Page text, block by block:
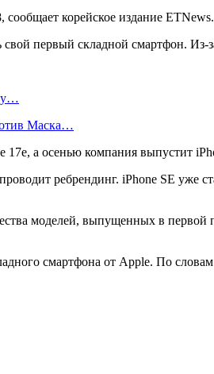
корейское издание ETNews.
первый складной смартфон.
Маска…
а осенью компания выпустит
ребрендинг. iPhone SE уже
моделей, выпущенных в
смартфона от Apple. По